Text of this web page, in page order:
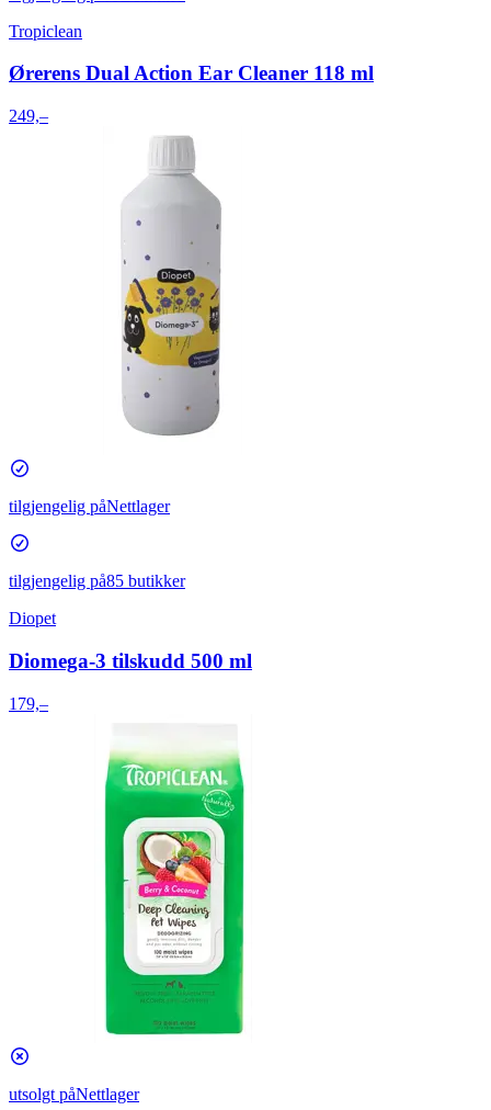
Tropiclean
Ørerens Dual Action Ear Cleaner 118 ml
249,–
tilgjengelig påNettlager
tilgjengelig på85 butikker
Diopet
Diomega-3 tilskudd 500 ml
179,–
utsolgt påNettlager